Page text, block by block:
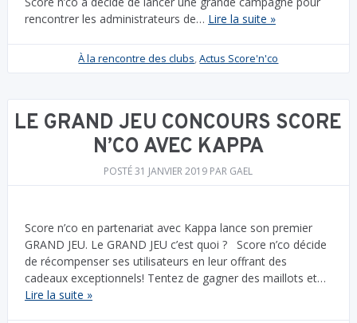
rencontrer les administrateurs de… Lire la suite »
À la rencontre des clubs,Actus Score'n'co
LE GRAND JEU CONCOURS SCORE
N’CO AVEC KAPPA
POSTÉ31 JANVIER 2019 PAR GAEL
Score n’co en partenariat avec Kappa lance son premier
GRAND JEU. Le GRAND JEU c’est quoi ? Score n’co décide
de récompenser ses utilisateurs en leur offrant des
cadeaux exceptionnels! Tentez de gagner des maillots et…
Lire la suite »